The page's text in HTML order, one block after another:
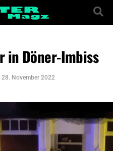
in Döner-Imbiss
28. November 2022